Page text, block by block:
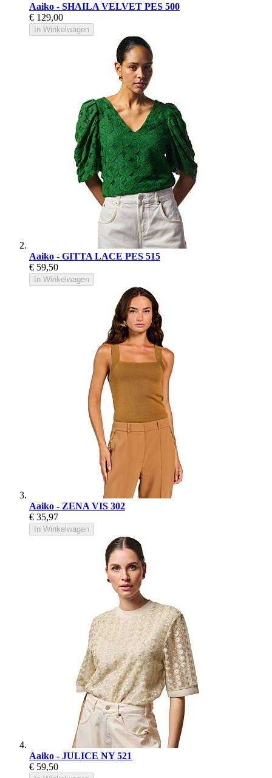
Aaiko - SHAILA VELVET PES 500
€ 129,00
In Winkelwagen
Aaiko - GITTA LACE PES 515
€ 59,50
In Winkelwagen
Aaiko - ZENA VIS 302
€ 35,97
In Winkelwagen
Aaiko - JULICE NY 521
€ 59,50